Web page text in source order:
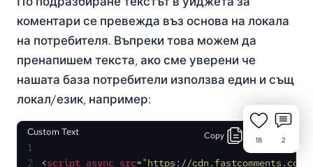
коментари се превежда въз основа на локала
на потребителя. Въпреки това можем да
пренапишем текста, ако сме уверени че
нашата база потребители използва един и същ
локал/език, например:
Custom Text Copy Run
1
2
<script async src="https://
18 2